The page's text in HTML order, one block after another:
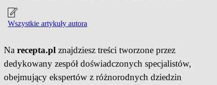
Wszystkie artykuły autora
Na recepta.pl znajdziesz treści tworzone przez
dedykowany zespół doświadczonych specjalistów,
obejmujący ekspertów z różnorodnych dziedzin